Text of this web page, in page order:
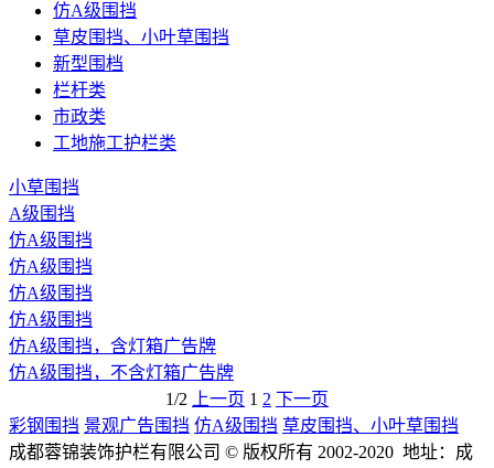
仿A级围挡
草皮围挡、小叶草围挡
新型围档
栏杆类
市政类
工地施工护栏类
小草围挡
A级围挡
仿A级围挡
仿A级围挡
仿A级围挡
仿A级围挡
仿A级围挡，含灯箱广告牌
仿A级围挡，不含灯箱广告牌
1/2
上一页 1 2 下一页
彩钢围挡 景观广告围挡 仿A级围挡 草皮围挡、小叶草围挡
成都蓉锦装饰护栏有限公司 © 版权所有 2002-2020 地址：成